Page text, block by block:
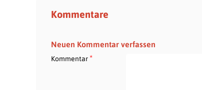
Kommentare
Neuen Kommentar verfassen
Kommentar*